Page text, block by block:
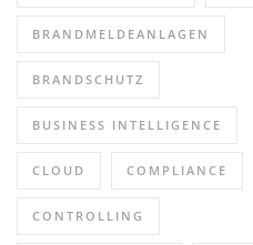
BRANDMELDEANLAGEN
BRANDSCHUTZ
BUSINESS INTELLIGENCE
CLOUD COMPLIANCE
CONTROLLING